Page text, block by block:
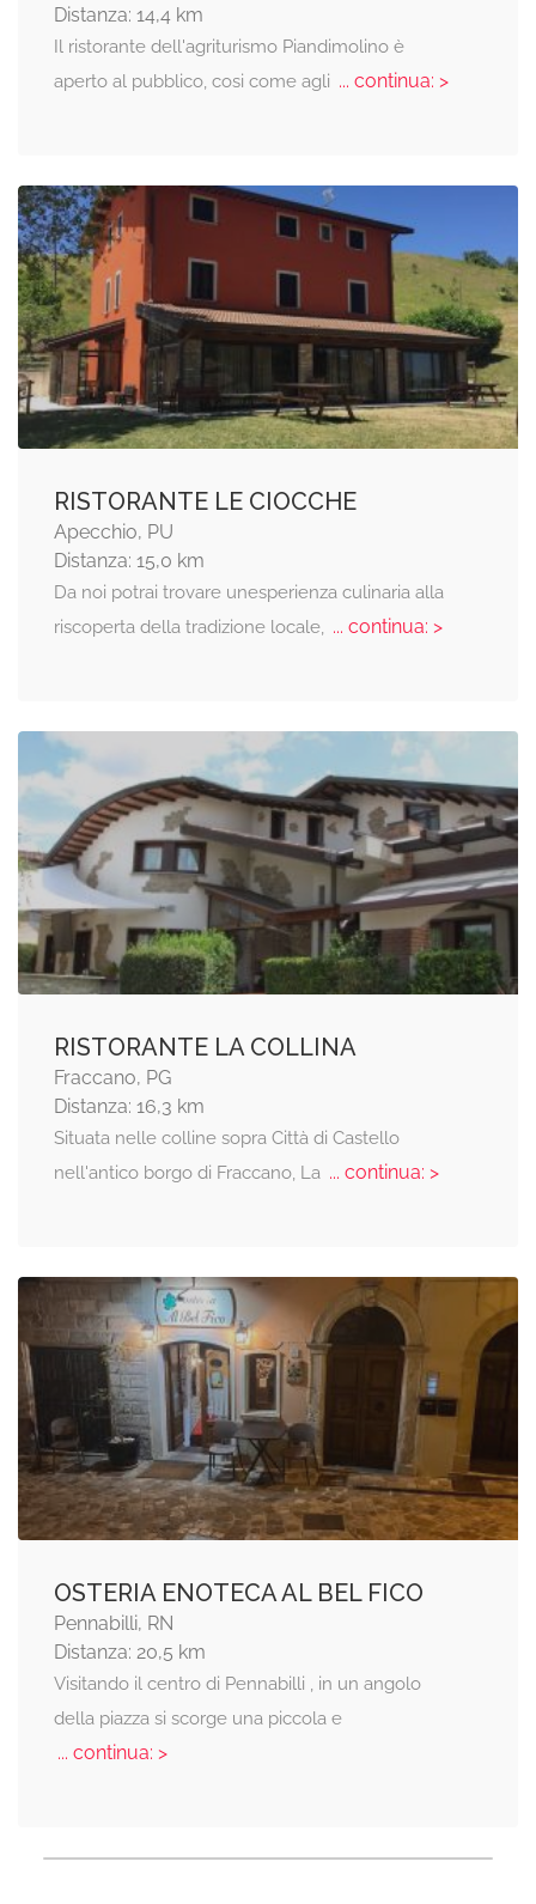
Distanza: 14,4 km
Il ristorante dell'agriturismo Piandimolino è
aperto al pubblico, cosi come agli ... continua: >
RISTORANTE LE CIOCCHE
Apecchio, PU
Distanza: 15,0 km
Da noi potrai trovare unesperienza culinaria alla
riscoperta della tradizione locale, ... continua: >
RISTORANTE LA COLLINA
Fraccano, PG
Distanza: 16,3 km
Situata nelle colline sopra Città di Castello
nell'antico borgo di Fraccano, La... continua: >
OSTERIA ENOTECA AL BEL FICO
Pennabilli, RN
Distanza: 20,5 km
Visitando il centro di Pennabilli , in un angolo
della piazza si scorge una piccola e
... continua: >